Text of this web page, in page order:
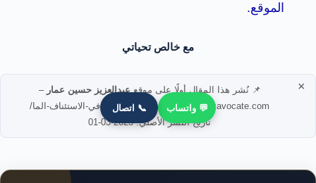
الموقع.
مع خالص تحياتي
📌 نُشر هذا المقال أولًا على موقععبدالعزيز حسين عمار –
https://azizavocate.com/الطلب-الاحتياطي-في-الاستئناف-الما/
تاريخ النشر الأصلي: 2023-03-01
×
💬 واتساب 📞 اتصال